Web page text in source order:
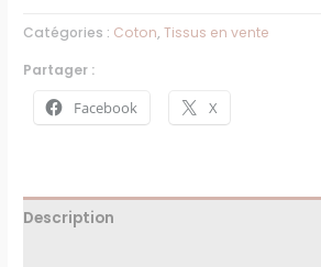
Catégories : Coton,Tissus en vente
Partager :
Facebook X
Description